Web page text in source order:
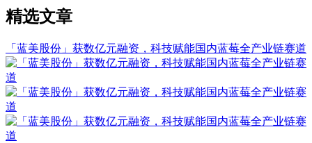
精选文章
「蓝美股份」获数亿元融资，科技赋能国内蓝莓全产业链赛道